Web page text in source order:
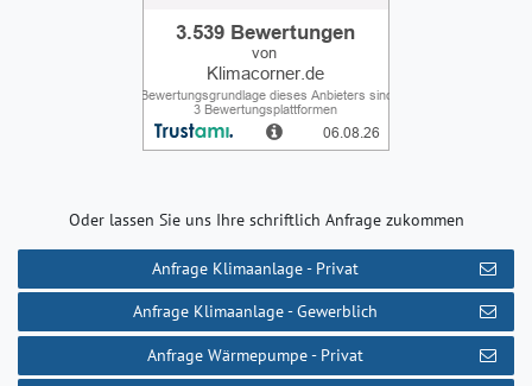
Oder lassen Sie uns Ihre schriftlich Anfrage zukommen
Anfrage Klimaanlage - Privat
Anfrage Klimaanlage - Gewerblich
Anfrage Wärmepumpe - Privat